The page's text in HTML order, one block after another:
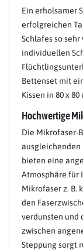
Ein erholsamer
erfolgreichen
Schlafes so
individuellen
Bettenset mit
Kissen in 80 x
Hochwertige
Die Mikrofaser-
ausgleichenden
bieten eine
Atmosphäre für
Mikrofaser z. B.
den
verdunsten und
zwischen
Steppung sorgt